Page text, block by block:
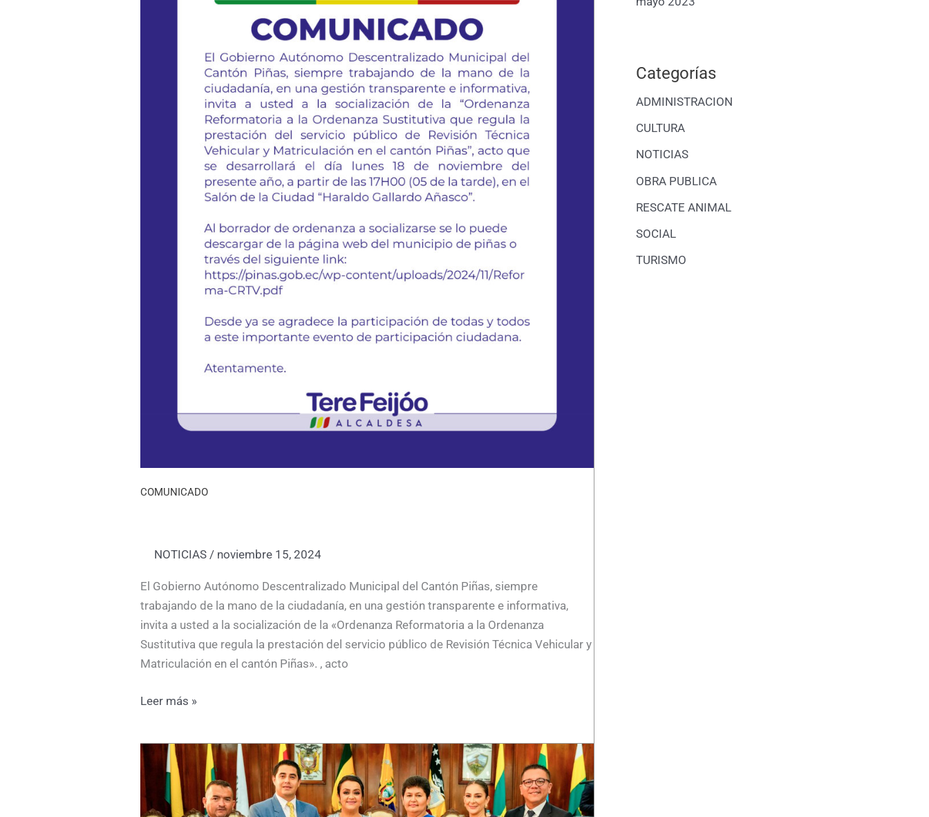
COMUNICADO
NOTICIAS / noviembre 15, 2024
El Gobierno Autónomo Descentralizado Municipal del Cantón Piñas, siempre
trabajando de la mano de la ciudadanía, en una gestión transparente e informativa,
invita a usted a la socialización de la «Ordenanza Reformatoria a la Ordenanza
Sustitutiva que regula la prestación del servicio público de Revisión Técnica Vehicular y
Matriculación en el cantón Piñas». , acto
Leer más »
Sesión
solemne
honor
Categorías
ADMINISTRACION
CULTURA
NOTICIAS
OBRA PUBLICA
RESCATE ANIMAL
SOCIAL
TURISMO